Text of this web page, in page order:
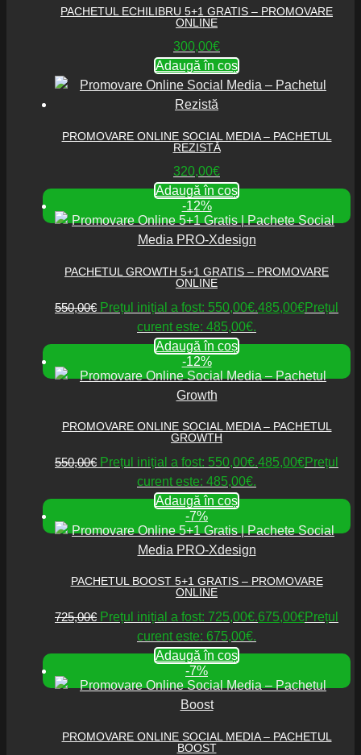
PACHETUL ECHILIBRU 5+1 GRATIS – PROMOVARE
ONLINE
300,00€
Adaugă în coș
PROMOVARE ONLINE SOCIAL MEDIA – PACHETUL
REZISTĂ
320,00€
Adaugă în coș
-12%
PACHETUL GROWTH 5+1 GRATIS – PROMOVARE
ONLINE
550,00€ Prețul inițial a fost: 550,00€.485,00€Prețul
curent este: 485,00€.
Adaugă în coș
-12%
PROMOVARE ONLINE SOCIAL MEDIA – PACHETUL
GROWTH
550,00€ Prețul inițial a fost: 550,00€.485,00€Prețul
curent este: 485,00€.
Adaugă în coș
-7%
PACHETUL BOOST 5+1 GRATIS – PROMOVARE
ONLINE
725,00€ Prețul inițial a fost: 725,00€.675,00€Prețul
curent este: 675,00€.
Adaugă în coș
-7%
PROMOVARE ONLINE SOCIAL MEDIA – PACHETUL
BOOST